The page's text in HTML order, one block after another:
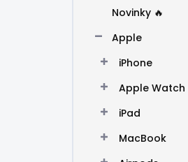
Novinky 🔥
Apple
iPhone
Apple Watch
iPad
MacBook